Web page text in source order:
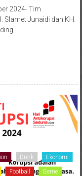
2024- Tim
Slamet Junaidi dan KH.
Drink Ekonomi
Football Game